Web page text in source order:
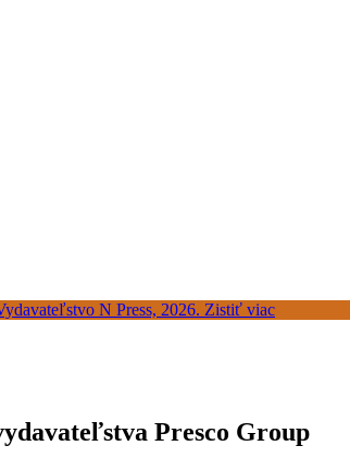
Presco Group